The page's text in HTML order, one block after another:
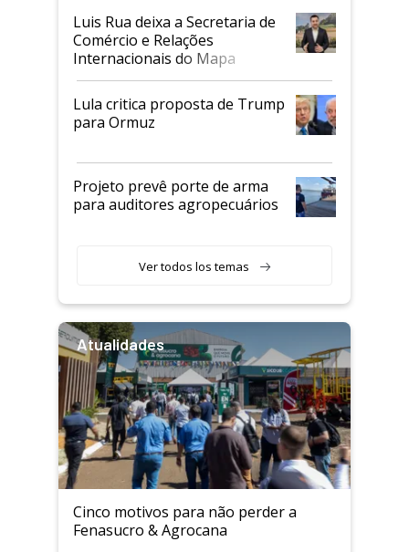
Luis Rua deixa a Secretaria de
Comércio e Relações
Internacionais do Mapa
Lula critica proposta de Trump
para Ormuz
Projeto prevê porte de arma
para auditores agropecuários
Ver todos los temas
Atualidades
Cinco motivos para não perder a
Fenasucro & Agrocana